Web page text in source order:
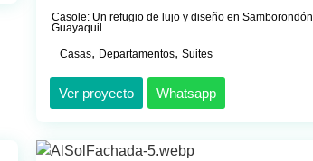
Casole: Un refugio de lujo y diseño en Samborondón,
Guayaquil.
Casas, Departamentos, Suites
Ver proyecto Whatsapp